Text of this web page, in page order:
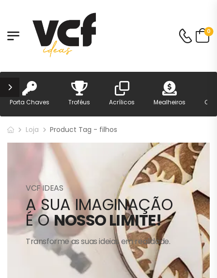
0
Porta Chaves Troféus Acrílicos Mealheiros
Loja Product Tag - filhos
VCF IDEAS
A SUA IMAGINAÇÃO
É ONOSSO LIMITE!
Transforme as suas ideias em realidade.